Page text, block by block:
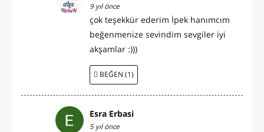
9 yıl önce
çok teşekkür ederim İpek hanımcım
beğenmenize sevindim sevgiler iyi
akşamlar :)))
BEĞEN (1)
Esra Erbasi
5 yıl önce